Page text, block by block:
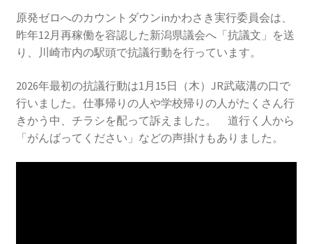
2016.1.31 日本と原発上映会＆講演会
き 集会
2017.3.12 第6回原発ゼロへのカウントダウンinかわさ
き 集会
原発ゼロへのカウントダウンinかわさき実行委員会は、
昨年12月再稼働を容認した新潟県議会へ「抗議文」を送
り、川崎市内の駅頭で抗議行動を行っています。
2026年最初の抗議行動は1月15日（木）JR武蔵溝の口で
行いました。仕事帰りの人や学校帰りの人がたくさん行
きかう中、チラシを配って訴えました。 道行く人から
「がんばってください」などの声掛けもありました。